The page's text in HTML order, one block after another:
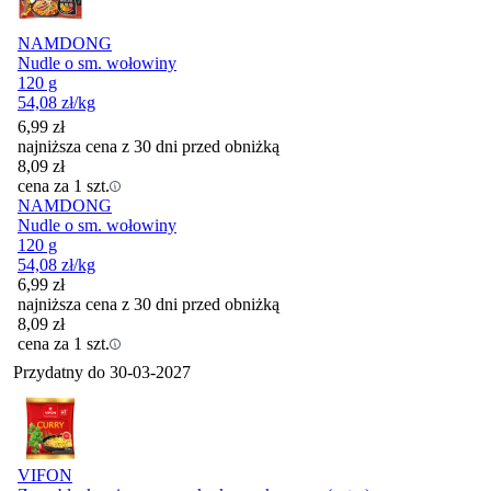
NAMDONG
Nudle o sm. wołowiny
120 g
54,08 zł/kg
6,99 zł
najniższa cena z 30 dni przed obniżką
8,09 zł
cena za 1 szt.
NAMDONG
Nudle o sm. wołowiny
120 g
54,08 zł/kg
6,99 zł
najniższa cena z 30 dni przed obniżką
8,09 zł
cena za 1 szt.
Przydatny do 30-03-2027
VIFON